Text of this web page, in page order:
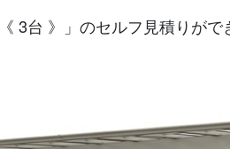
3台 》」のセルフ見積りが